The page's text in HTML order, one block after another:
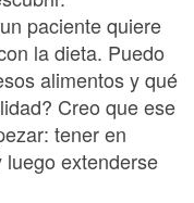
paciente quiere
la dieta. Puedo
alimentos y qué
Creo que ese
tener en
extenderse